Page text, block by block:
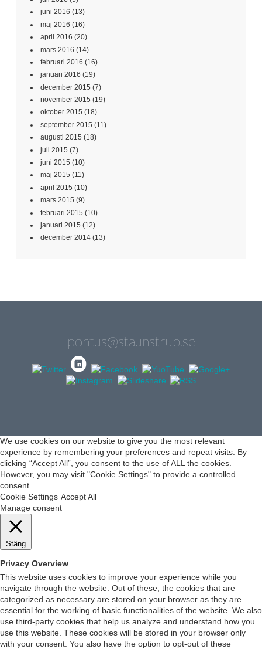
juni 2016 (13)
maj 2016 (16)
april 2016 (20)
mars 2016 (14)
februari 2016 (16)
januari 2016 (19)
december 2015 (7)
november 2015 (19)
oktober 2015 (18)
september 2015 (11)
augusti 2015 (18)
juli 2015 (7)
juni 2015 (10)
maj 2015 (11)
april 2015 (10)
mars 2015 (9)
februari 2015 (10)
januari 2015 (12)
december 2014 (13)
pontus@staunstrup.se
We use cookies on our website to give you the most relevant
experience by remembering your preferences and repeat visits. By
clicking “Accept All”, you consent to the use of ALL the cookies.
However, you may visit "Cookie Settings" to provide a controlled
consent.
Cookie Settings Accept All
Manage consent
Stäng
Privacy Overview
This website uses cookies to improve your experience while you
navigate through the website. Out of these, the cookies that are
categorized as necessary are stored on your browser as they are
essential for the working of basic functionalities of the website. We also
use third-party cookies that help us analyze and understand how you
use this website. These cookies will be stored in your browser only
with your consent. You also have the option to opt-out of these